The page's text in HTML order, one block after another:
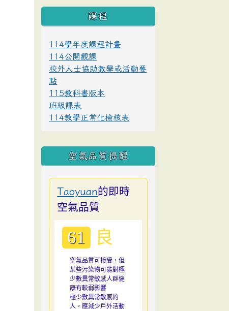
課程
114學年度課程計畫
114公開觀課
校外人士協助教學或活動要
點
115教科書版本
班級課表
114教學正常化檢核表
空氣品質提醒
Taoyuan的即時
空氣品質
61 良
空氣品質可接受，但
某些污染物可能對極
少數異常敏感人群健
康有較弱影響
極少數異常敏感的
人，應減少戶外活動